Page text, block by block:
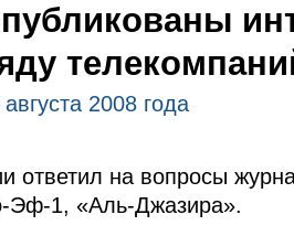
августа 2008 года
ответил на вопросы
Эф-1, «Аль-Джазира».